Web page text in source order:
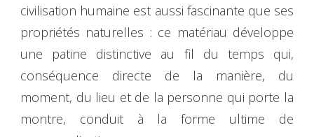
civilisation humaine est aussi fascinante que ses
propriétés naturelles : ce matériau développe
une patine distinctive au fil du temps qui,
conséquence directe de la manière, du
moment, du lieu et de la personne qui porte la
montre, conduit à la forme ultime de